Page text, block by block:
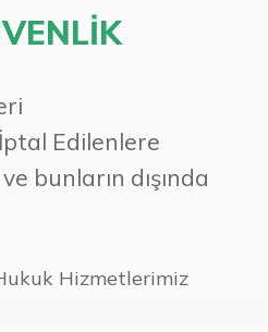
Edilenlere
bunların dışında